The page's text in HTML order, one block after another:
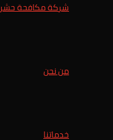
شركة مكافحة
من نحن
خدماتنا